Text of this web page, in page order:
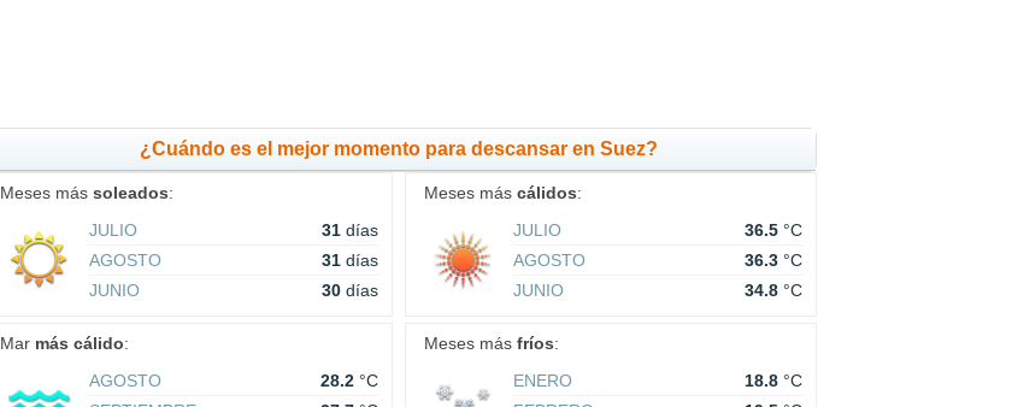
¿Cuándo es el mejor momento para descansar en Suez?
Meses mássoleados:
JULIO
31 días
AGOSTO
31 días
JUNIO
30 días
Meses máscálidos:
JULIO
36.5 °C
AGOSTO
36.3 °C
JUNIO
34.8 °C
Mar más cálido:
AGOSTO
28.2 °C
Meses másfríos:
ENERO
18.8 °C